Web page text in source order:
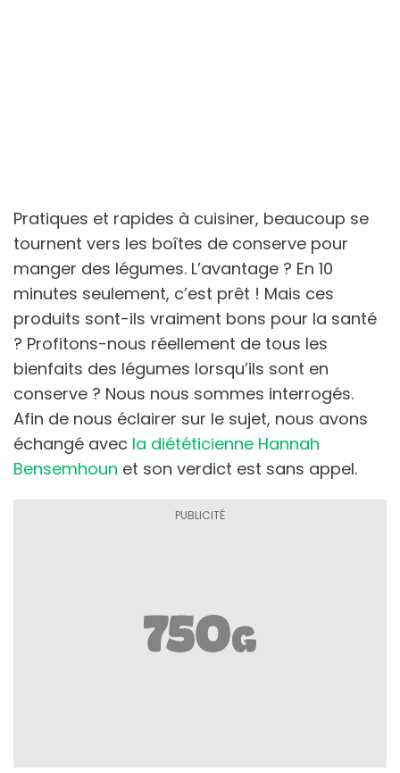
Pratiques et rapides à cuisiner, beaucoup se
tournent vers les boîtes de conserve pour
manger des légumes. L’avantage ? En 10
minutes seulement, c’est prêt ! Mais ces
produits sont-ils vraiment bons pour la santé
? Profitons-nous réellement de tous les
bienfaits des légumes lorsqu’ils sont en
conserve ? Nous nous sommes interrogés.
Afin de nous éclairer sur le sujet, nous avons
échangé avec la diététicienne Hannah
Bensemhoun et son verdict est sans appel.